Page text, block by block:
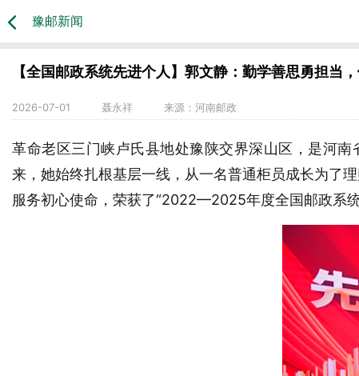
豫邮新闻
【全国邮政系统先进个人】郭文静：勤学善思勇担当
2026-07-01 聂永祥 来源： 河南邮政
革命老区三门峡卢氏县地处豫陕交界深山区，是河
来，她始终扎根基层一线，从一名普通柜员成长为了
服务初心使命，荣获了“2022—2025年度全国邮政系统